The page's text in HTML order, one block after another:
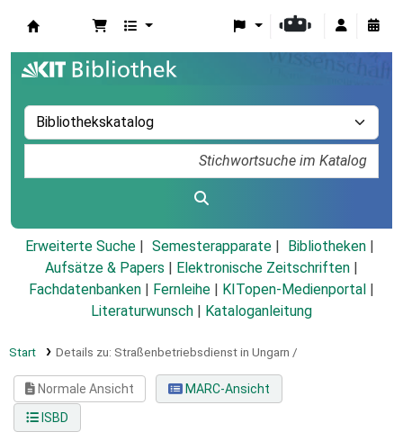
Erweiterte Suche Semesterapparate
Bibliotheken
Aufsätze & Papers
Elektronische Zeitschriften
Fachdatenbanken
Fernleihe KITopen-Medienportal
Literaturwunsch
Kataloganleitung
Start Details zu: Straßenbetriebsdienst in Ungarn /
Normale Ansicht
MARC-Ansicht
ISBD